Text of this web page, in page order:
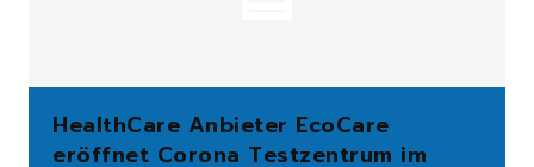
HealthCare Anbieter EcoCare
eröffnet Corona Testzentrum im